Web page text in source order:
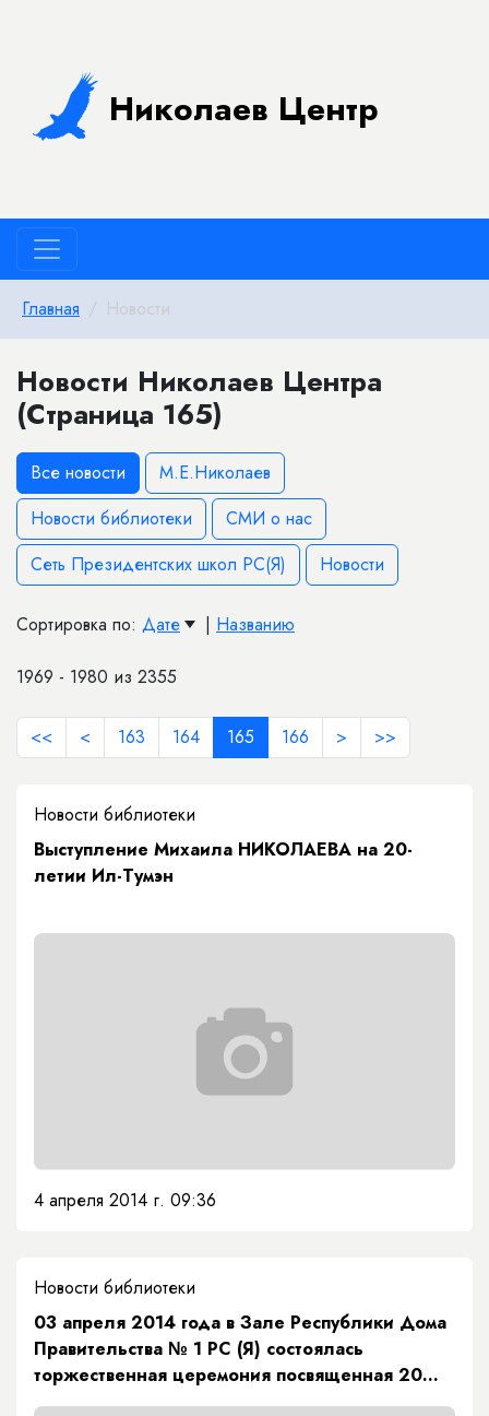
Николаев Центр
Главная Новости
Новости Николаев Центра
(Страница 165)
Все новости
М.Е.Николаев
Новости библиотеки
СМИ о нас
Сеть Президентских школ РС(Я)
Новости
Сортировка по: Дате | Названию
1969 - 1980 из 2355
<< < 163 164 165 166 > >>
Новости библиотеки
Выступление Михаила НИКОЛАЕВА на 20-
летии Ил-Тумэн
4 апреля 2014 г. 09:36
Новости библиотеки
03 апреля 2014 года в Зале Республики Дома
Правительства № 1 РС (Я) состоялась
торжественная церемония посвященная 20
летию Академии Наук РС (Я)